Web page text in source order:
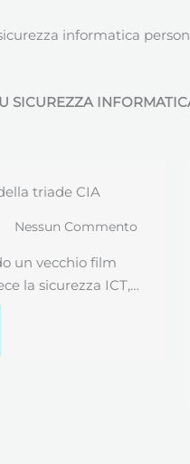
informatica
SICUREZZA
Nessun Commento
l’ultimo “caso
livello di
delle